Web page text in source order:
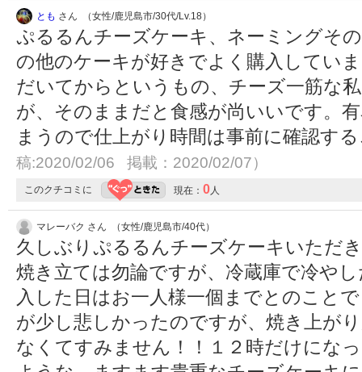
とも さん （女性/鹿児島市/30代/Lv.18）
ぷるるんチーズケーキ、ネーミングそ
の他のケーキが好きでよく購入してい
だいてからというもの、チーズ一筋な
が、そのままだと食感が尚いいです。
まうので仕上がり時間は事前に確認す
稿:2020/02/06 掲載：2020/02/07）
このクチコミに 現在： 0人
マレーバク さん （女性/鹿児島市/40代）
久しぶりぷるるんチーズケーキいただ
焼き立ては勿論ですが、冷蔵庫で冷や
入した日はお一人様一個までとのこと
が少し悲しかったのですが、焼き上が
なくてすみません！！１２時だけにな